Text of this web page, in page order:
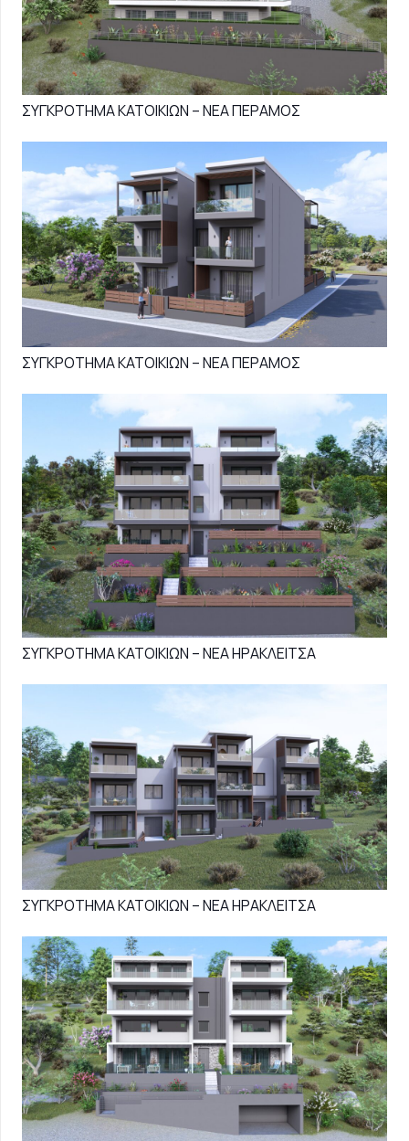
ΣΥΓΚΡΟΤΗΜΑ ΚΑΤΟΙΚΙΩΝ – ΝΕΑ ΠΕΡΑΜΟΣ
ΣΥΓΚΡΟΤΗΜΑ ΚΑΤΟΙΚΙΩΝ – ΝΕΑ ΠΕΡΑΜΟΣ
ΣΥΓΚΡΟΤΗΜΑ ΚΑΤΟΙΚΙΩΝ – ΝΕΑ ΗΡΑΚΛΕΙΤΣΑ
ΣΥΓΚΡΟΤΗΜΑ ΚΑΤΟΙΚΙΩΝ – ΝΕΑ ΗΡΑΚΛΕΙΤΣΑ